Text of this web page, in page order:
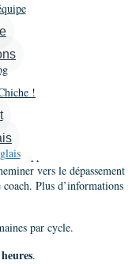
!
les
vision « supérieure »
approfondir sa
vers le dépassement
coach. Plus d’informations
par cycle.
.